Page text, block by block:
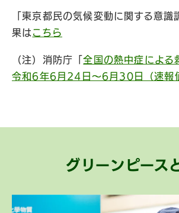
「東京都民の気候変動に関する意識
果は こちら
（注）消防庁「全国の熱中症によ
令和6年6月24日～6月30日（速報
グリーンピース